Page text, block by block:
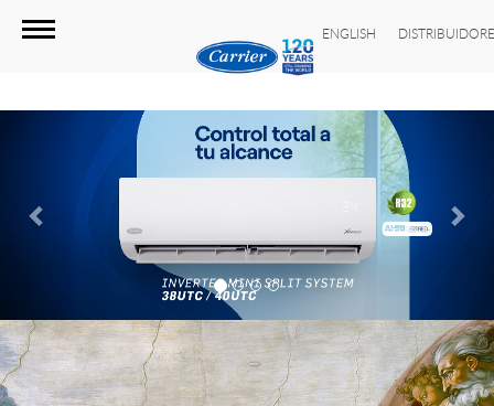
ENGLISH
Previous